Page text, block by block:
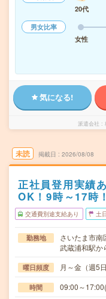
20代
男女比率
女性
気になる!
派遣会社
未読 掲載日 2026/08/08
正社員登用実績
OK！9時～17時
交通費別途支給あり 土
勤務地
さいたま市南
武蔵浦和駅か
曜日頻度 月～金（週5
時間 09:00～